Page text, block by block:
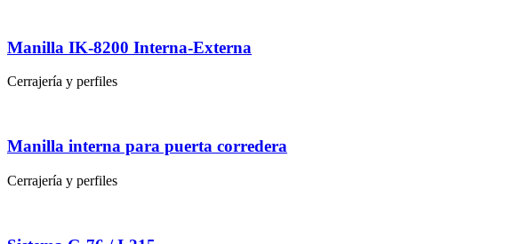
Manilla IK-8200 Interna-Externa
Cerrajería y perfiles
Manilla interna para puerta corredera
Cerrajería y perfiles